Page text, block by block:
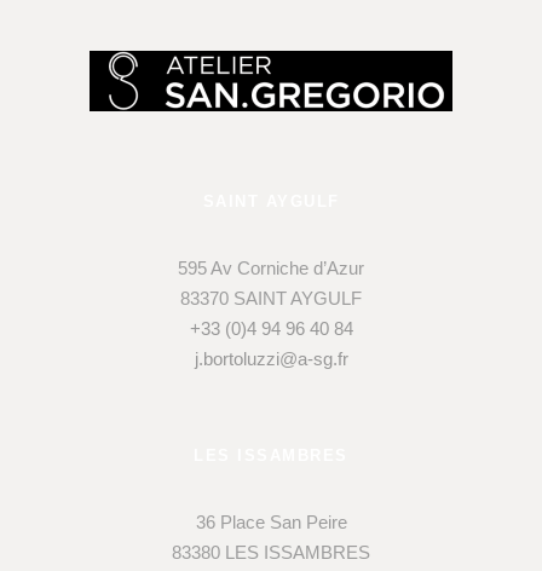
595 Av Corniche d’Azur
83370 SAINT AYGULF
+33 (0)4 94 96 40 84
j.bortoluzzi@a-sg.fr
36 Place San Peire
83380 LES ISSAMBRES